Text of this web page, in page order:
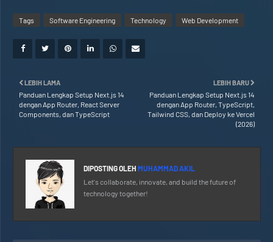
Tags Software Engineering Technology Web Development
LEBIH BARU
Panduan Lengkap Setup Next.js 14
dengan App Router, TypeScript,
Tailwind CSS, dan Deploy ke Vercel
(2026)
LEBIH LAMA
Panduan Lengkap Setup Next.js 14
dengan App Router, React Server
Components, dan TypeScript
DIPOSTING OLEH MUHAMMAD AKIL
Let's collaborate, innovate, and build the future of
technology together!